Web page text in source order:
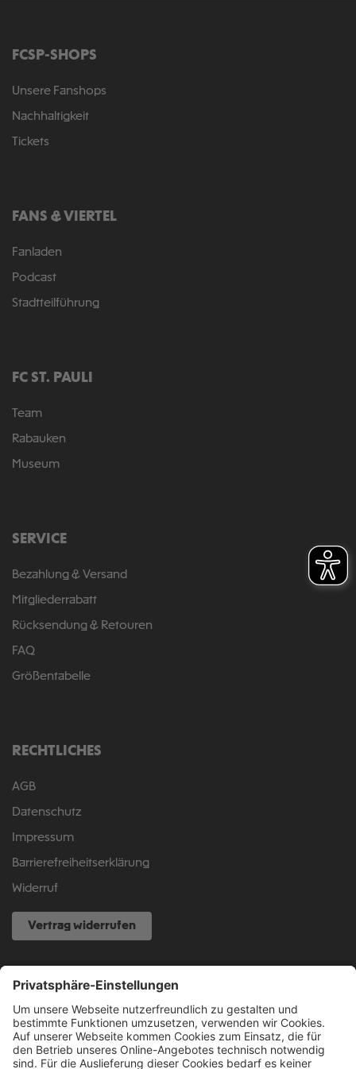
FCSP-SHOPS
Unsere Fanshops
Nachhaltigkeit
Tickets
FANS & VIERTEL
Fanladen
Podcast
Stadtteilführung
FC ST. PAULI
Team
Rabauken
Museum
SERVICE
Bezahlung & Versand
Mitgliederrabatt
Rücksendung & Retouren
FAQ
Größentabelle
RECHTLICHES
AGB
Datenschutz
Impressum
Barrierefreiheitserklärung
Widerruf
Vertrag widerrufen
NOCH FRAGEN?
040 317 874 888